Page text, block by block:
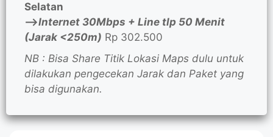
Selatan
—>Internet 30Mbps + Line tlp 50 Menit
(Jarak <250m) Rp 302.500
NB : Bisa Share Titik Lokasi Maps dulu untuk
dilakukan pengecekan Jarak dan Paket yang
bisa digunakan.